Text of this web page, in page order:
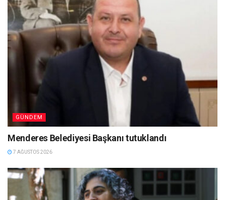
GÜNDEM
Menderes Belediyesi Başkanı tutuklandı
7 AĞUSTOS 2026